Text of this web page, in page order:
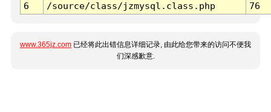
6
/source/class/jzmysql.class.php 76
www.365jz.com 已经将此出错信息详细记录, 由此给您带来的访问不便我
们深感歉意.